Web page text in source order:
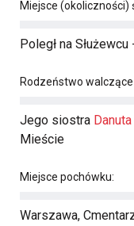
Miejsce (okoliczności)
Poległ na
Rodzeństwo
Jego siostra Danuta
Mieście
Miejsce pochówku:
Warszawa,